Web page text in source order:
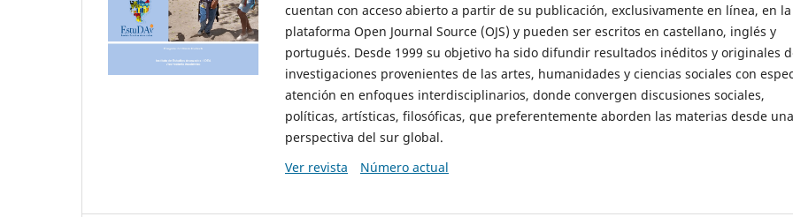
cuentan con acceso abierto a partir de su publicación, exclusivamente en línea, en la
plataforma Open Journal Source (OJS) y pueden ser escritos en castellano, inglés y
portugués. Desde 1999 su objetivo ha sido difundir resultados inéditos y originales
investigaciones provenientes de las artes, humanidades y ciencias sociales con
atención en enfoques interdisciplinarios, donde convergen discusiones sociales,
políticas, artísticas, filosóficas, que preferentemente aborden las materias desde una
perspectiva del sur global.
Ver revista
Número actual